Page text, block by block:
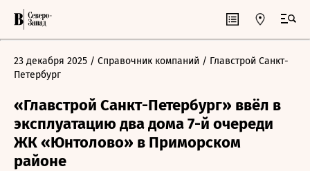
23 декабря 2025 / Справочник компаний / Главстрой Санкт-
Петербург
«Главстрой Санкт-Петербург» ввёл в
эксплуатацию два дома 7-й очереди
ЖК «Юнтолово» в Приморском
районе